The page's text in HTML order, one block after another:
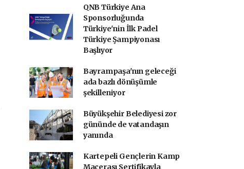
QNB Türkiye Ana
Sponsorluğunda
Türkiye'nin İlk Padel
Türkiye Şampiyonası
Başlıyor
Bayrampaşa'nın geleceği
ada bazlı dönüşümle
şekilleniyor
Büyükşehir Belediyesi zor
gününde de vatandaşın
yanında
Kartepeli Gençlerin Kamp
Macerası Sertifikayla